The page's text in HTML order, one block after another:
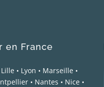
en France
Lille • Lyon • Marseille •
• Nantes • Nice •